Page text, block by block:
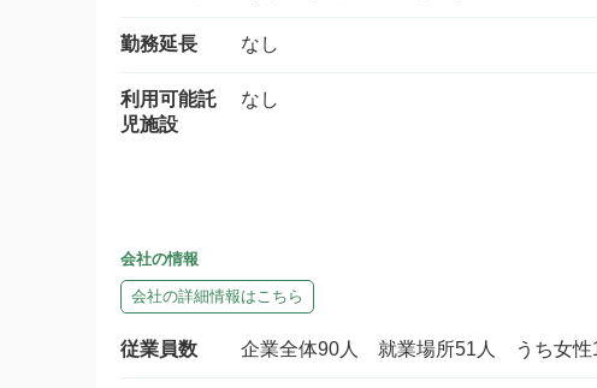
勤務延長 なし
利用可能託
児施設
なし
会社の情報
会社の詳細情報はこちら
従業員数 企業全体90人 就業場所51人 うち女性